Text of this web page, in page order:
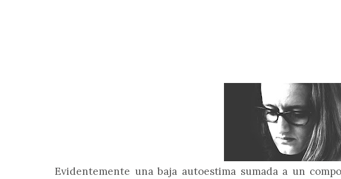
Evidentemente una baja autoestima sumada a un